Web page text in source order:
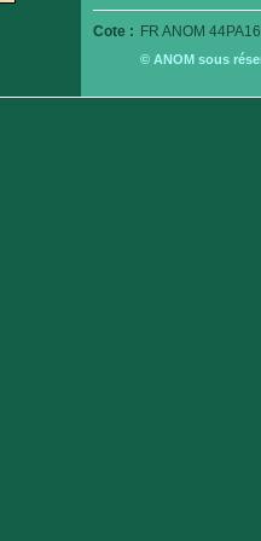
Cote : FR ANOM
© ANOM sous